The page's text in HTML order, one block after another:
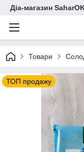
Діа-магазин
Товари
ТОП продажу